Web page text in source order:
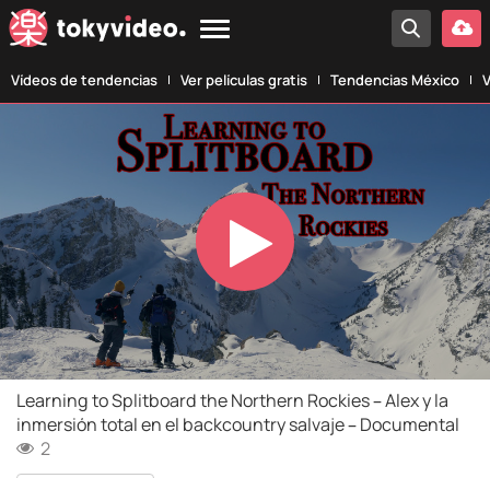
Vídeos de tendencias Ver películas gratis Tendencias México
Play
Video
Learning to Splitboard the Northern Rockies – Alex y la
inmersión total en el backcountry salvaje – Documental
2